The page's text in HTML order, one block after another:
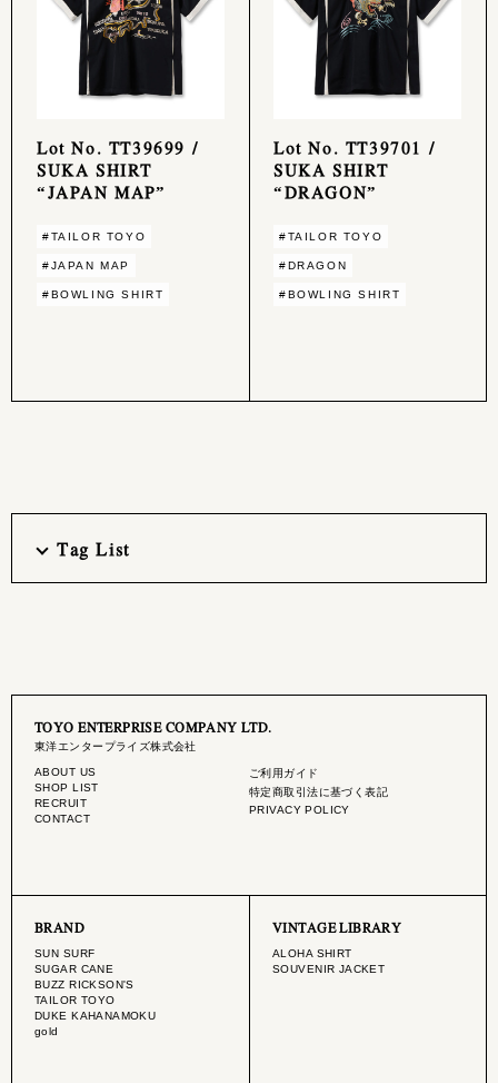
Lot No. TT39699 /
SUKA SHIRT
“JAPAN MAP”
#TAILOR TOYO
#JAPAN MAP
#BOWLING SHIRT
Lot No. TT39701 /
SUKA SHIRT
“DRAGON”
#TAILOR TOYO
#DRAGON
#BOWLING SHIRT
Tag List
TOYO ENTERPRISE COMPANY LTD.
東洋エンタープライズ株式会社
ABOUT US
SHOP LIST
RECRUIT
CONTACT
ご利用ガイド
特定商取引法に基づく表記
PRIVACY POLICY
BRAND
SUN SURF
SUGAR CANE
BUZZ RICKSON'S
TAILOR TOYO
DUKE KAHANAMOKU
gold
VINTAGE LIBRARY
ALOHA SHIRT
SOUVENIR JACKET